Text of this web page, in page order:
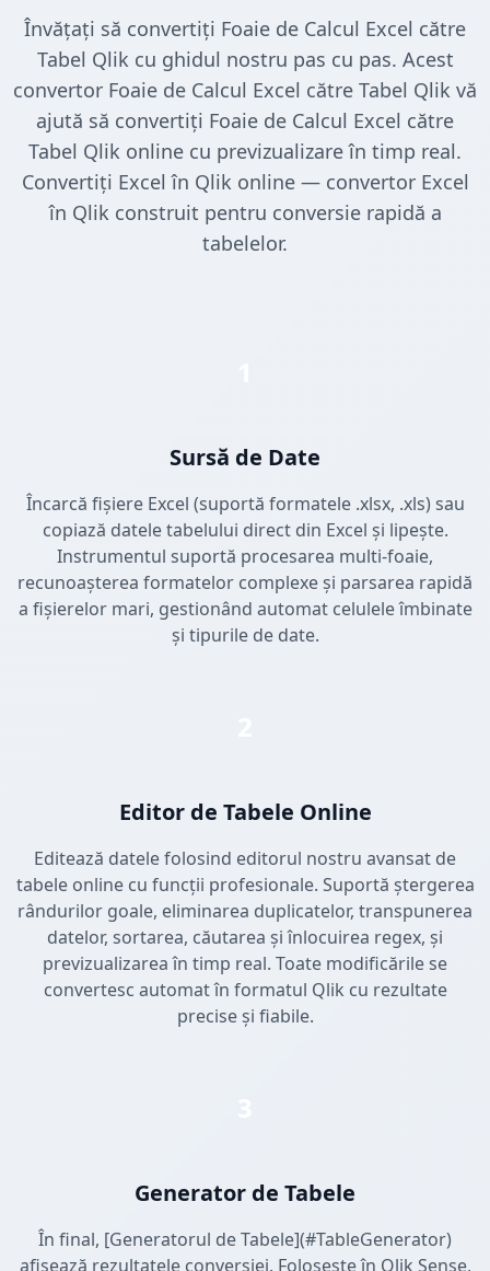
Învățați să convertiți Foaie de Calcul Excel către
Tabel Qlik cu ghidul nostru pas cu pas. Acest
convertor Foaie de Calcul Excel către Tabel Qlik vă
ajută să convertiți Foaie de Calcul Excel către
Tabel Qlik online cu previzualizare în timp real.
Convertiți Excel în Qlik online — convertor Excel
în Qlik construit pentru conversie rapidă a
tabelelor.
Sursă de Date
Încarcă fișiere Excel (suportă formatele .xlsx, .xls) sau
copiază datele tabelului direct din Excel și lipește.
Instrumentul suportă procesarea multi-foaie,
recunoașterea formatelor complexe și parsarea rapidă
a fișierelor mari, gestionând automat celulele îmbinate
și tipurile de date.
Editor de Tabele Online
Editează datele folosind editorul nostru avansat de
tabele online cu funcții profesionale. Suportă ștergerea
rândurilor goale, eliminarea duplicatelor, transpunerea
datelor, sortarea, căutarea și înlocuirea regex, și
previzualizarea în timp real. Toate modificările se
convertesc automat în formatul Qlik cu rezultate
precise și fiabile.
Generator de Tabele
În final, [Generatorul de Tabele](#TableGenerator)
afișează rezultatele conversiei. Folosește în Qlik Sense,